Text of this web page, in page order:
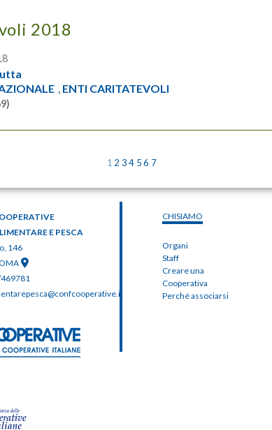
2018
, ENTI CARITATEVOLI
1 2 3 4 5 6 7
E PESCA
146
CHISIAMO
Organi
Staff
Creare una
Cooperativa
Perché associarsi